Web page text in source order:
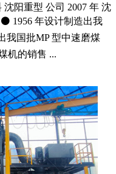
阳重型 公司 2007 年 沈
1956 年设计制造出我
我国批MP 型中速磨煤
机的销售 ...